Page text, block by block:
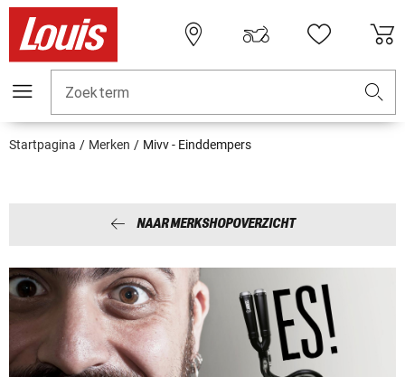
Zoekterm
Startpagina Merken Mivv - Einddempers
NAAR MERKSHOPOVERZICHT